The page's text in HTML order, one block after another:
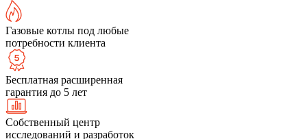
Газовые котлы под любые
потребности клиента
Бесплатная расширенная
гарантия до 5 лет
Собственный центр
исследований и разработок